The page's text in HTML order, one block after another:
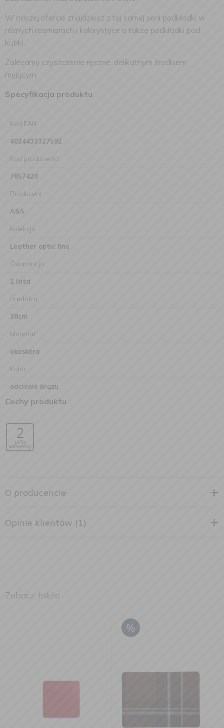
W naszej ofercie znajdziesz z tej samej serii podkładki w
różnych rozmiarach i kolorystyce a także podkładki pod
kubki.
Zalecamy czyszczenie ręczne, delikatnym środkiem
myjącym.
Specyfikacja produktu
Kod EAN
4024433327592
Kod producenta
7857420
Producent
ASA
kolekcja
Leather optic fine
Gwarancja
2 lata
Średnica
38cm
Materiał
ekoskóra
Kolor
odcienie brązu
Cechy produktu
O producencie
Opinie klientów (1)
Zobacz także